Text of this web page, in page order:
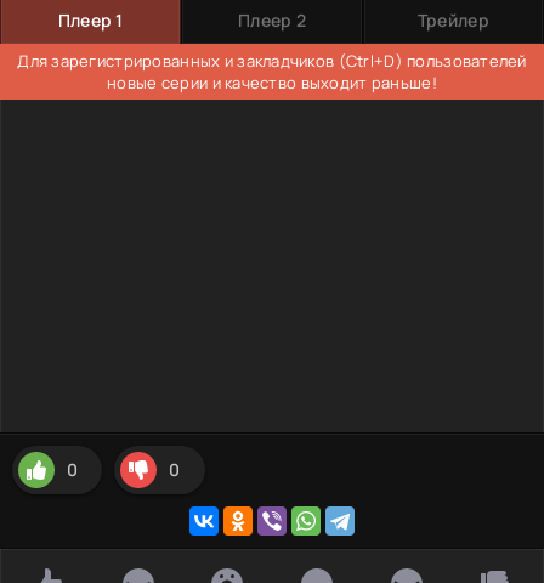
Плеер 1 Плеер 2 Трейлер
Для зарегистрированных и закладчиков (Ctrl+D) пользователей
новые серии и качество выходит раньше!
0 0